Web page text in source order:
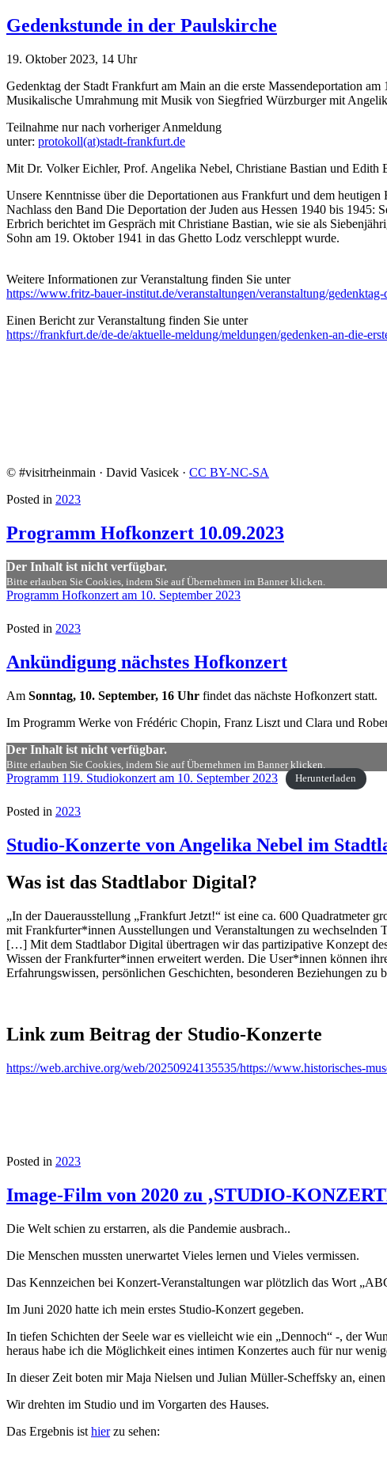
Gedenkstunde in der Paulskirche
19. Oktober 2023, 14 Uhr
Gedenktag der Stadt Frankfurt am Main an die erste Massendeportation am
Musikalische Umrahmung mit Musik von Siegfried Würzburger mit
Teilnahme nur nach vorheriger Anmeldung
unter: protokoll(at)stadt-frankfurt.de
Mit Dr. Volker Eichler, Prof. Angelika Nebel, Christiane Bastian und Edith
Unsere Kenntnisse über die Deportationen aus Frankfurt und dem
Nachlass den Band Die Deportation der Juden aus Hessen 1940 bis 1945:
Erbrich berichtet im Gespräch mit Christiane Bastian, wie sie als
Sohn am 19. Oktober 1941 in das Ghetto Lodz verschleppt wurde.
Weitere Informationen zur Veranstaltung finden Sie unter
https://www.fritz-bauer-institut.de/veranstaltungen/veranstaltung/
Einen Bericht zur Veranstaltung finden Sie unter
https://frankfurt.de/de-de/aktuelle-meldung/meldungen/gedenken-an-die-
© #visitrheinmain · David Vasicek · CC BY-NC-SA
Posted in 2023
Programm Hofkonzert 10.09.2023
Der Inhalt ist nicht verfügbar.
Bitte erlauben Sie Cookies, indem Sie auf Übernehmen im Banner klicken.
Programm Hofkonzert am 10. September 2023
Posted in 2023
Ankündigung nächstes Hofkonzert
Am Sonntag, 10. September, 16 Uhr findet das nächste Hofkonzert statt.
Im Programm Werke von Frédéric Chopin, Franz Liszt und Clara und
Der Inhalt ist nicht verfügbar.
Bitte erlauben Sie Cookies, indem Sie auf Übernehmen im Banner klicken.
Programm 119. Studiokonzert am 10. September 2023 Herunterladen
Posted in 2023
Studio-Konzerte von Angelika Nebel im
Was ist das Stadtlabor Digital?
„In der Dauerausstellung „Frankfurt Jetzt!“ ist eine ca. 600 Quadratmeter
mit Frankfurter*innen Ausstellungen und Veranstaltungen zu wechselnden
[…] Mit dem Stadtlabor Digital übertragen wir das partizipative Konzept
Wissen der Frankfurter*innen erweitert werden. Die User*innen können
Erfahrungswissen, persönlichen Geschichten, besonderen Beziehungen
Link zum Beitrag der Studio-Konzerte
https://web.archive.org/web/20250924135535/https://www.historisches-
Posted in 2023
Image-Film von 2020 zu ‚STUDIO-
Die Welt schien zu erstarren, als die Pandemie ausbrach..
Die Menschen mussten unerwartet Vieles lernen und Vieles vermissen.
Das Kennzeichen bei Konzert-Veranstaltungen war plötzlich das Wort
Im Juni 2020 hatte ich mein erstes Studio-Konzert gegeben.
In tiefen Schichten der Seele war es vielleicht wie ein „Dennoch“ -, der
heraus habe ich die Möglichkeit eines intimen Konzertes auch für nur
In dieser Zeit boten mir Maja Nielsen und Julian Müller-Scheffsky an,
Wir drehten im Studio und im Vorgarten des Hauses.
Das Ergebnis ist hierzu sehen: